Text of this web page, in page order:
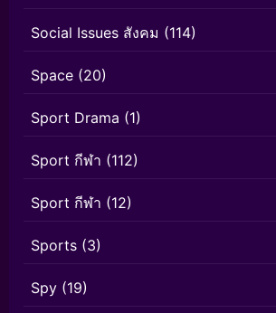
Social Issues สังคม (114)
Space (20)
Sport Drama (1)
Sport กีฬา (112)
Sport กีฬา (12)
Sports (3)
Spy (19)